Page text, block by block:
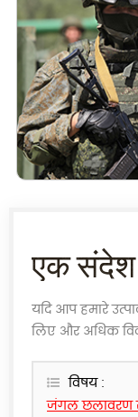
एक
यदि आप हमारे
लिए और अधिक
विषय :
जंगल छलावरण